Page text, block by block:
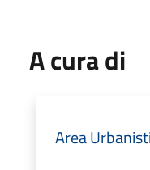
A cura di
Area